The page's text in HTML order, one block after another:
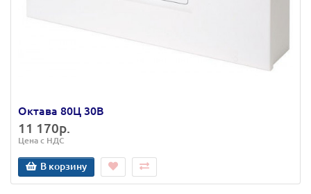
Октава 80Ц 30В
11 170р.
Цена с НДС
В корзину